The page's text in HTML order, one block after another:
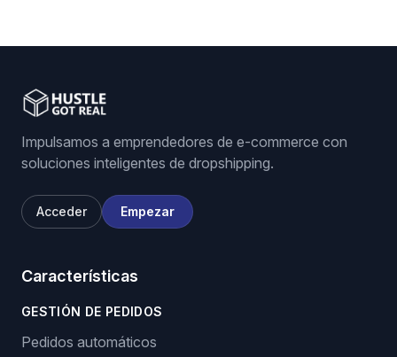
Impulsamos a emprendedores de e-commerce con
soluciones inteligentes de dropshipping.
Acceder Empezar
Características
GESTIÓN DE PEDIDOS
Pedidos automáticos